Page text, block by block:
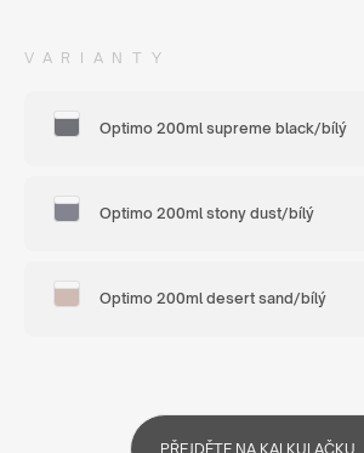
VARIANTY
Optimo 200ml supreme black/bílý
Optimo 200ml stony dust/bílý
Optimo 200ml desert sand/bílý
PŘEJDĚTE NA KALKULAČKU